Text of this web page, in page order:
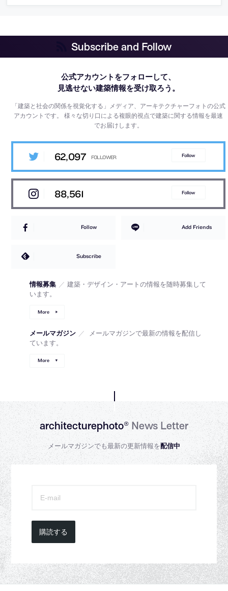
Subscribe and Follow
公式アカウントをフォローして、
見逃せない建築情報を受け取ろう。
「建築と社会の関係を視覚化する」メディア、アーキテクチャーフォトの公式
アカウントです。様々な切り口による複眼的視点で建築に関する情報を最速
でお届けします。
62,097 Follow
88,561 Follow
Follow Add Friends
Subscribe
情報募集 ／ 建築・デザイン・アートの情報を随時募集して
います。
More
メールマガジン ／
メールマガジンで最新の情報を配信し
ています。
More
architecturephoto®News Letter
メールマガジンでも最新の更新情報を配信中
購読する